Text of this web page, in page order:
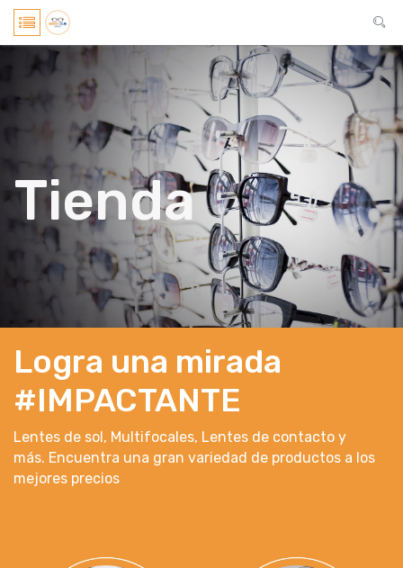
Tienda
Logra una mirada
#IMPACTANTE
Lentes de sol, Multifocales, Lentes de contacto y
más. Encuentra una gran variedad de productos a los
mejores precios